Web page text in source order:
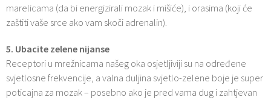
marelicama (da bi energizirali mozak i mišiće), i orasima (koji će
zaštiti vaše srce ako vam skoči adrenalin).
5. Ubacite zelene nijanse
Receptori u mrežnicama našeg oka osjetljiviji su na određene
svjetlosne frekvencije, a valna duljina svjetlo-zelene boje je super
poticajna za mozak – posebno ako je pred vama dug i zahtjevan